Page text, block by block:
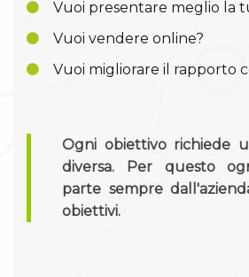
Vuoi presentare meglio la
Vuoi vendere online?
Vuoi migliorare il rapporto
Ogni obiettivo richiede
diversa. Per questo
parte sempre
obiettivi.